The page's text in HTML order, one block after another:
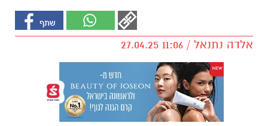
אלדה נתנאל / 11:06 27.04.25